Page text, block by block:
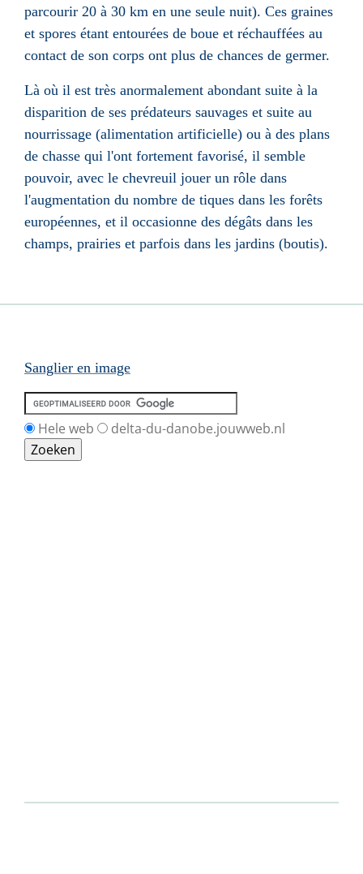
parcourir 20 à 30 km en une seule nuit). Ces graines
et spores étant entourées de boue et réchauffées au
contact de son corps ont plus de chances de germer.
Là où il est très anormalement abondant suite à la
disparition de ses prédateurs sauvages et suite au
nourrissage (alimentation artificielle) ou à des plans
de chasse qui l'ont fortement favorisé, il semble
pouvoir, avec le chevreuil jouer un rôle dans
l'augmentation du nombre de tiques dans les forêts
européennes, et il occasionne des dégâts dans les
champs, prairies et parfois dans les jardins (boutis).
Sanglier en image
Hele web delta-du-danobe.jouwweb.nl